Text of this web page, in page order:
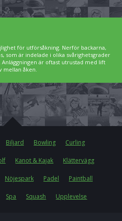
för utförsåkning. Nerför backarna,
som är indelade i olika svårighetsgrader
är oftast utrustad med lift
mellan åken.
Biljard Bowling Curling
Kanot & Kajak Klättervägg
Nöjespark Padel Paintball
Spa Squash Upplevelse